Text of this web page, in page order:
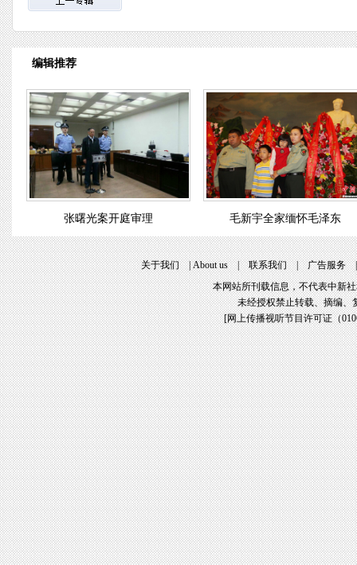
编辑推荐
张曙光案开庭审理 毛新宇全家缅怀毛泽东
关于我们|About us|联系我们|广告服务
本网站所刊载信息，不代表中新
未经授权禁止转载、摘编、
[网上传播视听节目许可证（